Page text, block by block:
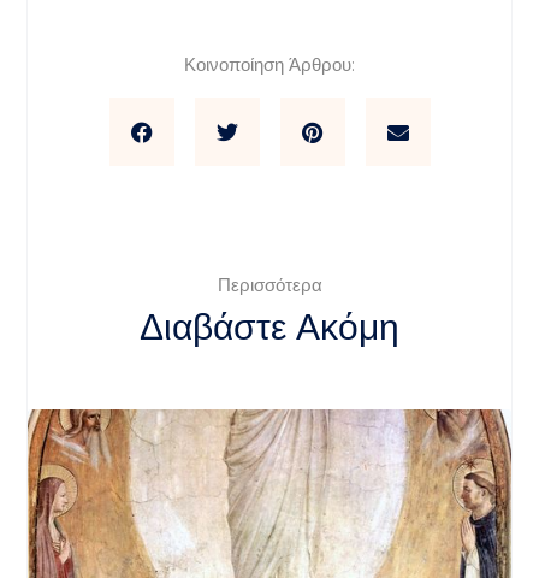
Κοινοποίηση Άρθρου:
Περισσότερα
Διαβάστε Ακόμη